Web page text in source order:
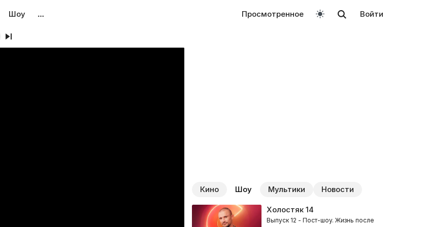
Шоу … Просмотренное Войти
Кино Шоу Мультики Новости
Холостяк14
Выпуск 12 - Пост-шоу. Жизнь после